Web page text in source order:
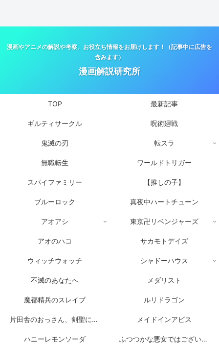
漫画やアニメの解説や考察、お役立ち情報をお届けします！（記事中に広告を
含みます）
漫画解説研究所
TOP 最新記事
ギルティサークル 呪術廻戦
鬼滅の刃 転スラ
無職転生 ワールドトリガー
スパイファミリー 【推しの子】
ブルーロック 真夜中ハートチューン
アオアシ 東京卍リベンジャーズ
アオのハコ サカモトデイズ
ウィッチウォッチ シャドーハウス
不滅のあなたへ メダリスト
魔都精兵のスレイブ ルリドラゴン
片田舎のおっさん、剣聖になる メイドインアビス
ハニーレモンソーダ ふつつかな悪女ではございますが